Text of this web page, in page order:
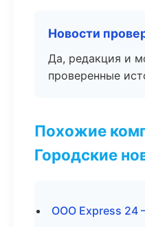
Новости
Да, редакция и
проверенные
Похожие
Городские
ООО Express 24